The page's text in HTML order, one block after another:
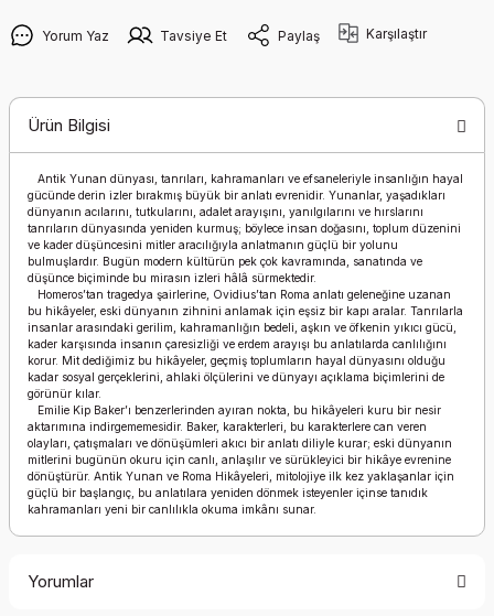
Yorum Yaz Tavsiye Et Paylaş Karşılaştır
Ürün Bilgisi
Antik Yunan dünyası, tanrıları, kahramanları ve efsaneleriyle insanlığın hayal
gücünde derin izler bırakmış büyük bir anlatı evrenidir. Yunanlar, yaşadıkları
dünyanın acılarını, tutkularını, adalet arayışını, yanılgılarını ve hırslarını
tanrıların dünyasında yeniden kurmuş; böylece insan doğasını, toplum düzenini
ve kader düşüncesini mitler aracılığıyla anlatmanın güçlü bir yolunu
bulmuşlardır. Bugün modern kültürün pek çok kavramında, sanatında ve
düşünce biçiminde bu mirasın izleri hâlâ sürmektedir.
Homeros’tan tragedya şairlerine, Ovidius’tan Roma anlatı geleneğine uzanan
bu hikâyeler, eski dünyanın zihnini anlamak için eşsiz bir kapı aralar. Tanrılarla
insanlar arasındaki gerilim, kahramanlığın bedeli, aşkın ve öfkenin yıkıcı gücü,
kader karşısında insanın çaresizliği ve erdem arayışı bu anlatılarda canlılığını
korur. Mit dediğimiz bu hikâyeler, geçmiş toplumların hayal dünyasını olduğu
kadar sosyal gerçeklerini, ahlaki ölçülerini ve dünyayı açıklama biçimlerini de
görünür kılar.
Emilie Kip Baker’ı benzerlerinden ayıran nokta, bu hikâyeleri kuru bir nesir
aktarımına indirgememesidir. Baker, karakterleri, bu karakterlere can veren
olayları, çatışmaları ve dönüşümleri akıcı bir anlatı diliyle kurar; eski dünyanın
mitlerini bugünün okuru için canlı, anlaşılır ve sürükleyici bir hikâye evrenine
dönüştürür. Antik Yunan ve Roma Hikâyeleri, mitolojiye ilk kez yaklaşanlar için
güçlü bir başlangıç, bu anlatılara yeniden dönmek isteyenler içinse tanıdık
kahramanları yeni bir canlılıkla okuma imkânı sunar.
Yorumlar